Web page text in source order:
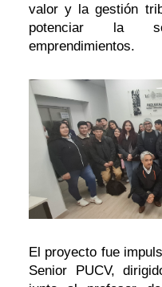
valor y la gestión
potenciar la
emprendimientos.
El proyecto fue
Senior PUCV,